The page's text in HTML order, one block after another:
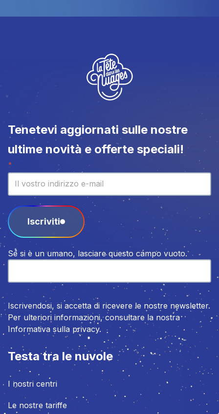
Tenetevi aggiornati sulle nostre
ultime novità e offerte speciali!
Newsletter
*
Iscriviti
Se si è un umano, lasciare questo campo vuoto.
Iscrivendosi, si accetta di ricevere le nostre newsletter.
Per ulteriori informazioni, consultare la nostra
Informativa sulla privacy.
Testa tra le nuvole
I nostri centri
Le nostre tariffe